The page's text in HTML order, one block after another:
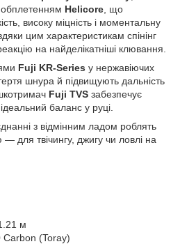
Helicore , що
високу міцність і моментальну
цим характеристикам спінінг
на найделікатніші клювання.
Fuji KR-Series у нержавіючих
шнура й підвищують дальність
Fuji TVS забезпечує
баланс у руці.
з відмінним ладом роблять
для твічингу, джигу чи ловлі на
м
(Toray)